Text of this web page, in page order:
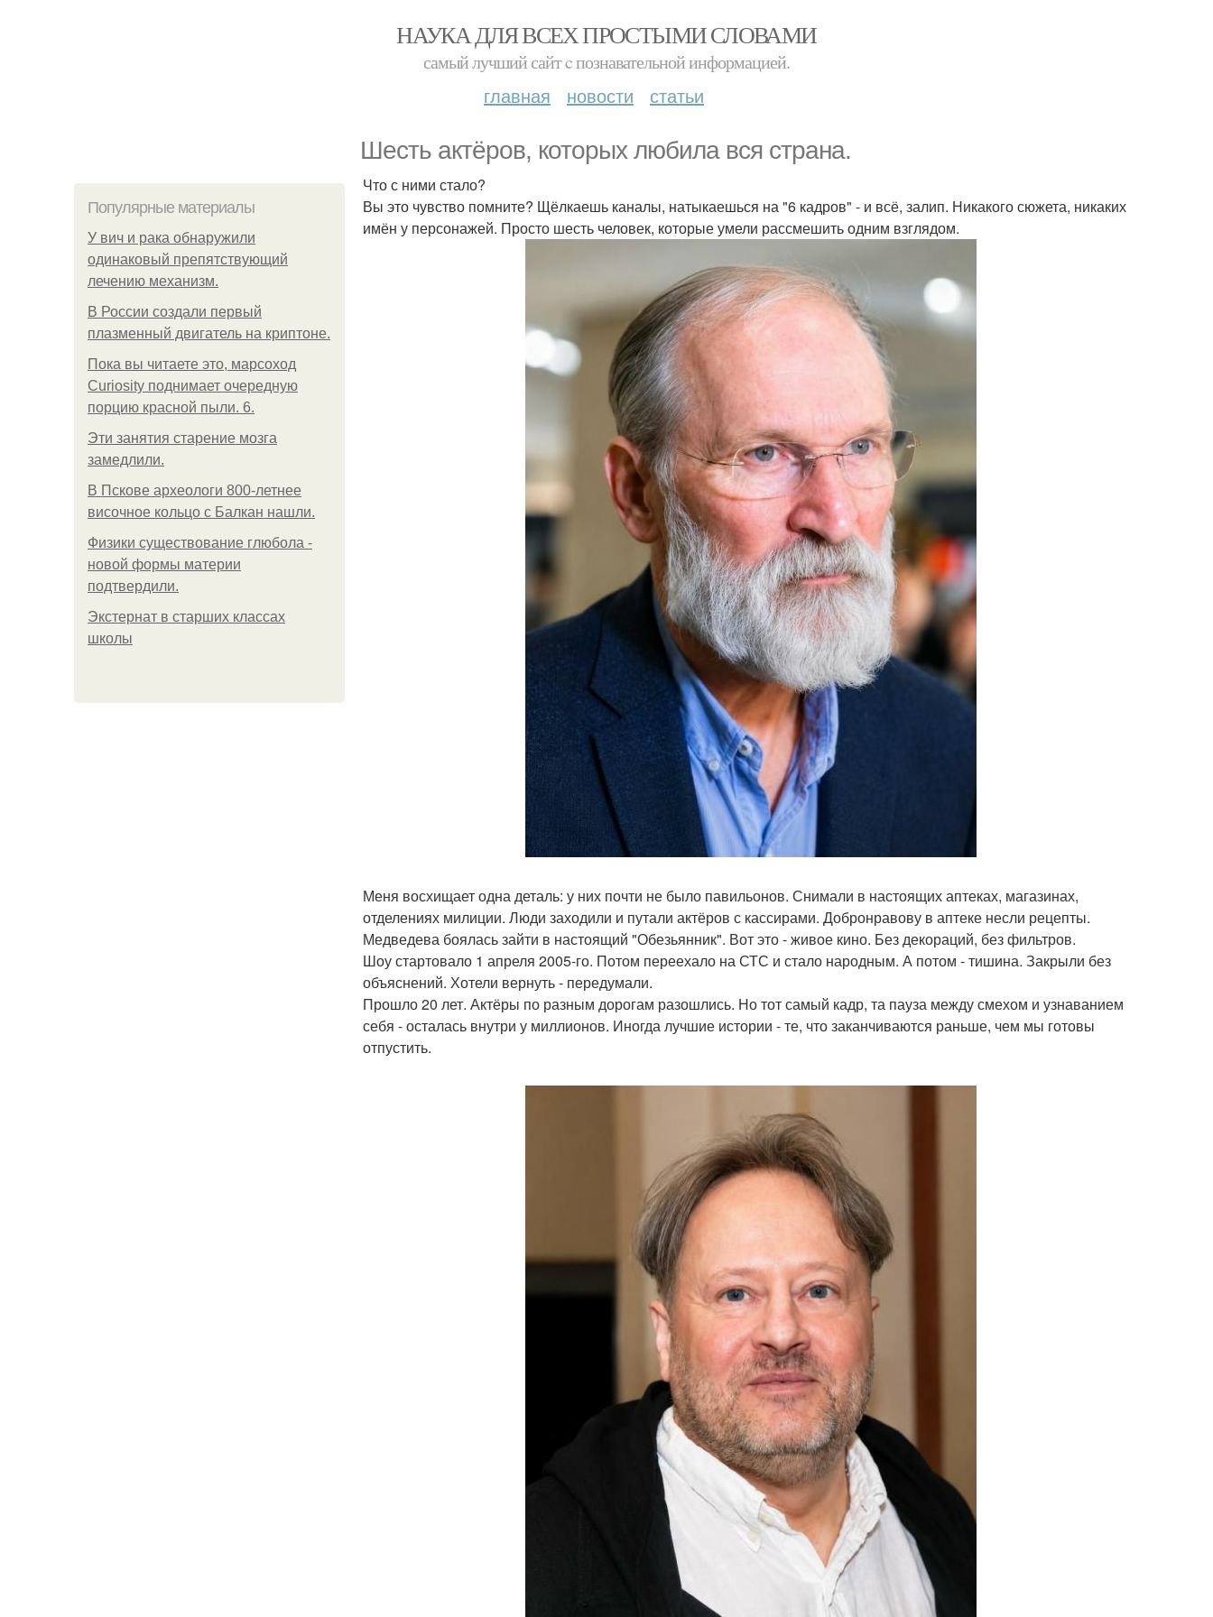
НАУКА ДЛЯ ВСЕХ ПРОСТЫМИ СЛОВАМИ
самый лучший сайт c познавательной информацией.
главная новости статьи
Шесть актёров, которых любила вся страна.
Популярные материалы
У вич и рака обнаружили
одинаковый препятствующий
лечению механизм.
В России создали первый
плазменный двигатель на криптоне.
Пока вы читаете это, марсоход
Curiosity поднимает очередную
порцию красной пыли. 6.
Эти занятия старение мозга
замедлили.
В Пскове археологи 800-летнее
височное кольцо с Балкан нашли.
Физики существование глюбола -
новой формы материи
подтвердили.
Экстернат в старших классах
школы
Что с ними стало?
Вы это чувство помните? Щёлкаешь каналы, натыкаешься на "6 кадров" - и всё, залип. Никакого сюжета, никаких
имён у персонажей. Просто шесть человек, которые умели рассмешить одним взглядом.
Меня восхищает одна деталь: у них почти не было павильонов. Снимали в настоящих аптеках, магазинах,
отделениях милиции. Люди заходили и путали актёров с кассирами. Добронравову в аптеке несли рецепты.
Медведева боялась зайти в настоящий "Обезьянник". Вот это - живое кино. Без декораций, без фильтров.
Шоу стартовало 1 апреля 2005-го. Потом переехало на СТС и стало народным. А потом - тишина. Закрыли без
объяснений. Хотели вернуть - передумали.
Прошло 20 лет. Актёры по разным дорогам разошлись. Но тот самый кадр, та пауза между смехом и узнаванием
себя - осталась внутри у миллионов. Иногда лучшие истории - те, что заканчиваются раньше, чем мы готовы
отпустить.